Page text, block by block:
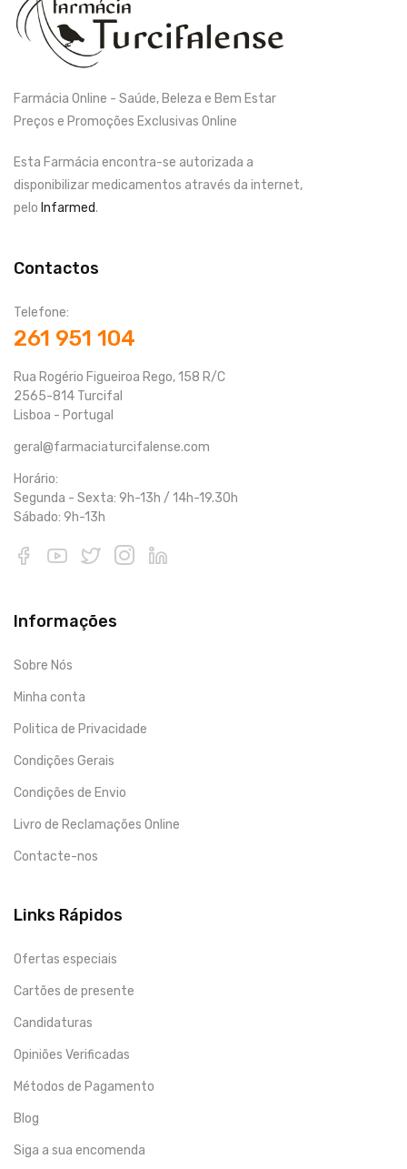
Farmácia Online - Saúde, Beleza e Bem Estar
Preços e Promoções Exclusivas Online
Esta Farmácia encontra-se autorizada a
disponibilizar medicamentos através da internet,
pelo Infarmed.
Contactos
Telefone:
261 951 104
Rua Rogério Figueiroa Rego, 158 R/C
2565-814 Turcifal
Lisboa - Portugal
geral@farmaciaturcifalense.com
Horário:
Segunda - Sexta: 9h-13h / 14h-19.30h
Sábado: 9h-13h
Informações
Sobre Nós
Minha conta
Politica de Privacidade
Condições Gerais
Condições de Envio
Livro de Reclamações Online
Contacte-nos
Links Rápidos
Ofertas especiais
Cartões de presente
Candidaturas
Opiniões Verificadas
Métodos de Pagamento
Blog
Siga a sua encomenda